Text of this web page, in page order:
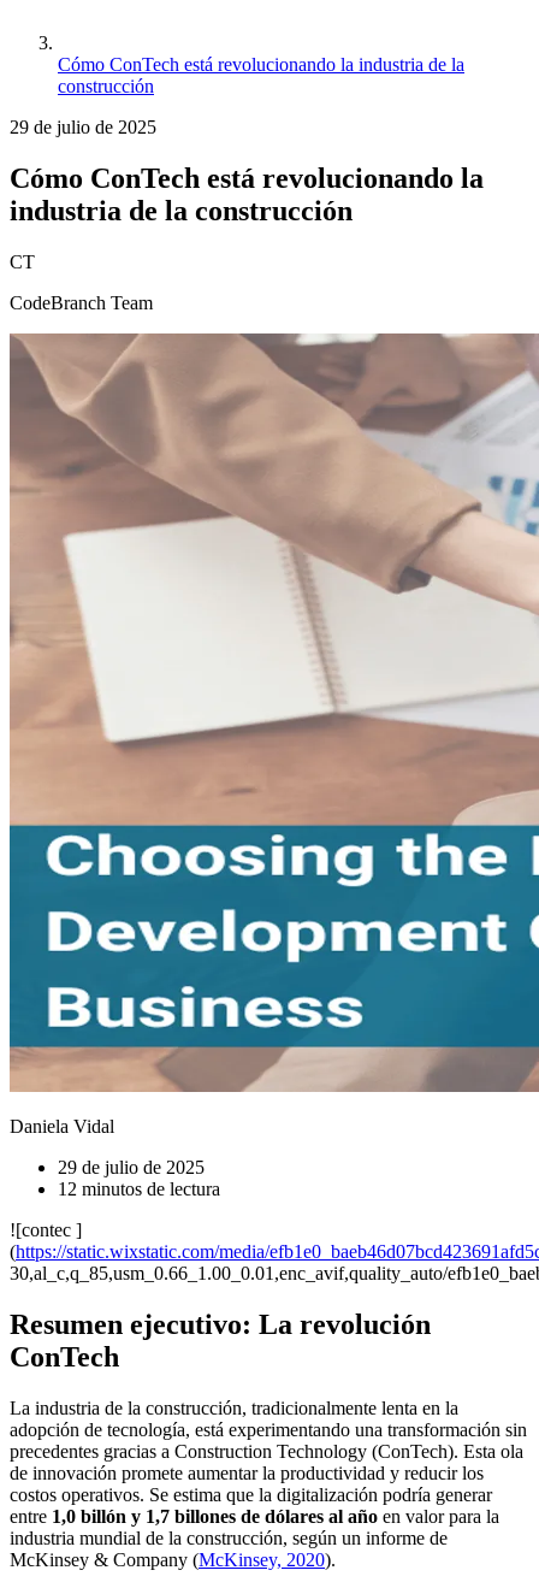
Cómo ConTech está revolucionando la industria de la
construcción
29 de julio de 2025
Cómo ConTech está revolucionando la
industria de la construcción
CT
CodeBranch Team
Daniela Vidal
29 de julio de 2025
12 minutos de lectura
![contec ]
(https://static.wixstatic.com/media/
30,al_c,q_85,usm_0.66_1.00_0.01,enc_avif,quality_auto/
Resumen ejecutivo: La revolución
ConTech
La industria de la construcción, tradicionalmente lenta en la
adopción de tecnología, está experimentando una transformación sin
precedentes gracias a Construction Technology (ConTech). Esta ola
de innovación promete aumentar la productividad y reducir los
costos operativos. Se estima que la digitalización podría generar
entre 1,0 billón y 1,7 billones de dólares al año en valor para la
industria mundial de la construcción, según un informe de
McKinsey & Company (McKinsey, 2020).